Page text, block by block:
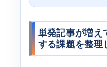
単発記事が増え
する課題を整理